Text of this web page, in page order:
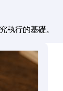
執行的基礎。